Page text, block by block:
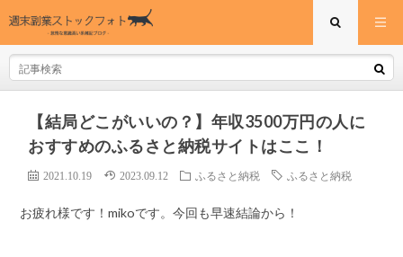
【結局どこがいいの？】年収3500万円の人に
おすすめのふるさと納税サイトはここ！
2021.10.19 2023.09.12 ふるさと納税 ふるさと納税
お疲れ様です！mikoです。今回も早速結論から！